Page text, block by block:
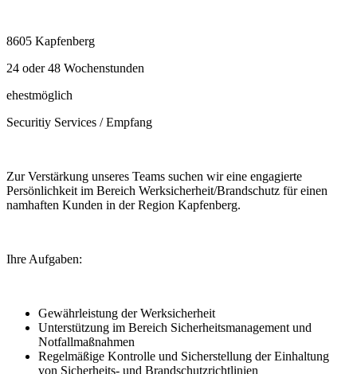
8605 Kapfenberg
24 oder 48 Wochenstunden
ehestmöglich
Securitiy Services / Empfang
Zur Verstärkung unseres Teams suchen wir eine engagierte
Persönlichkeit im Bereich Werksicherheit/Brandschutz für einen
namhaften Kunden in der Region Kapfenberg.
Ihre Aufgaben:
Gewährleistung der Werksicherheit
Unterstützung im Bereich Sicherheitsmanagement und
Notfallmaßnahmen
Regelmäßige Kontrolle und Sicherstellung der Einhaltung
von Sicherheits- und Brandschutzrichtlinien